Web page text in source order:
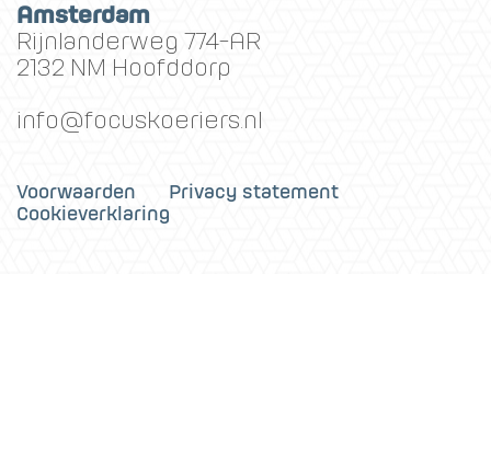
Amsterdam
Rijnlanderweg 774-AR
2132 NM Hoofddorp
info@focuskoeriers.nl
Voorwaarden
Privacy statement
Cookieverklaring